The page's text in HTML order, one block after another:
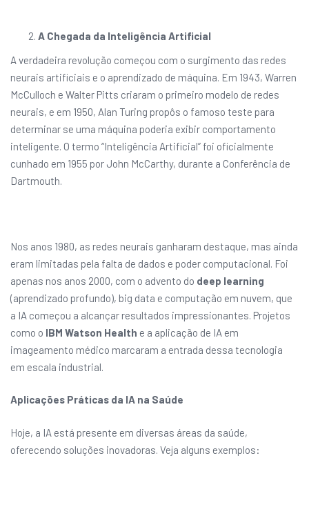
A Chegada da Inteligência Artificial
A verdadeira revolução começou com o surgimento das redes
neurais artificiais e o aprendizado de máquina. Em 1943, Warren
McCulloch e Walter Pitts criaram o primeiro modelo de redes
neurais, e em 1950, Alan Turing propôs o famoso teste para
determinar se uma máquina poderia exibir comportamento
inteligente. O termo “Inteligência Artificial” foi oficialmente
cunhado em 1955 por John McCarthy, durante a Conferência de
Dartmouth.
Nos anos 1980, as redes neurais ganharam destaque, mas ainda
eram limitadas pela falta de dados e poder computacional. Foi
apenas nos anos 2000, com o advento do deep learning
(aprendizado profundo), big data e computação em nuvem, que
a IA começou a alcançar resultados impressionantes. Projetos
como o IBM Watson Health e a aplicação de IA em
imageamento médico marcaram a entrada dessa tecnologia
em escala industrial.
Aplicações Práticas da IA na Saúde
Hoje, a IA está presente em diversas áreas da saúde,
oferecendo soluções inovadoras. Veja alguns exemplos: